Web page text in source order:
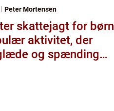
Peter Mortensen
skattejagt for børn
aktivitet, der
og spænding